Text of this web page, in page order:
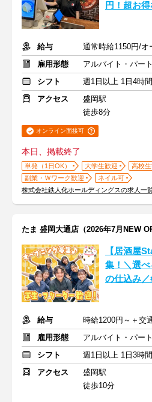
円！超お
給与
雇用形態
アルバイト・パート
シフト
週1日以上 1日4時
アクセス
盛岡駅
徒歩8分
オンライン面接可
本日、掲載終了
単発（1日OK） 大学生歓迎
高校
副業・Ｗワーク歓迎
ネイル可
株式会社鉄人化ホールディングスの求人一
たま 盛岡大通店（2026年7月NEW
【居酒屋
集！＼選
の仕込み／
給与
時給1200円～＋交
雇用形態
アルバイト・パート
シフト
週1日以上 1日3時
アクセス
盛岡駅
徒歩10分